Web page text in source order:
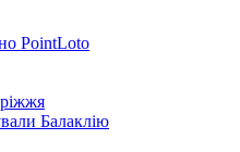
PointLoto
Балаклію